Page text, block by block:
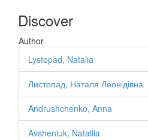
Discover
Author
Lystopad, Natalia
Листопад, Наталя Леонідівна
Andrushchenko, Anna
Avsheniuk, Nataliia